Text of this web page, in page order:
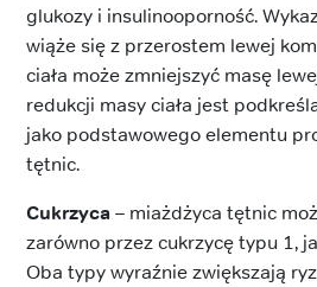
glukozy i insulinooporność.
wiąże się z przerostem lewej
ciała może zmniejszyć masę
redukcji masy ciała jest
jako podstawowego elementu
tętnic.
Cukrzyca– miażdżyca tętnic
zarówno przez cukrzycę typu 1,
Oba typy wyraźnie zwiększają